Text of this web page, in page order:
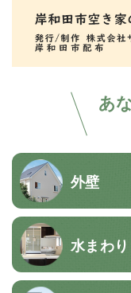
あ
外壁
水まわり